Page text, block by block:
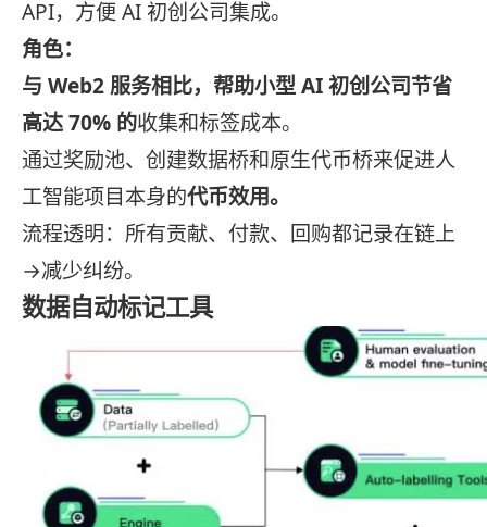
API，方便 AI 初创公司集成。
角色：
与 Web2 服务相比，帮助小型 AI 初创公司节省
高达 70% 的收集和标签成本。
通过奖励池、创建数据桥和原生代币桥来促进人
工智能项目本身的代币效用。
流程透明：所有贡献、付款、回购都记录在链上
→减少纠纷。
数据自动标记工具